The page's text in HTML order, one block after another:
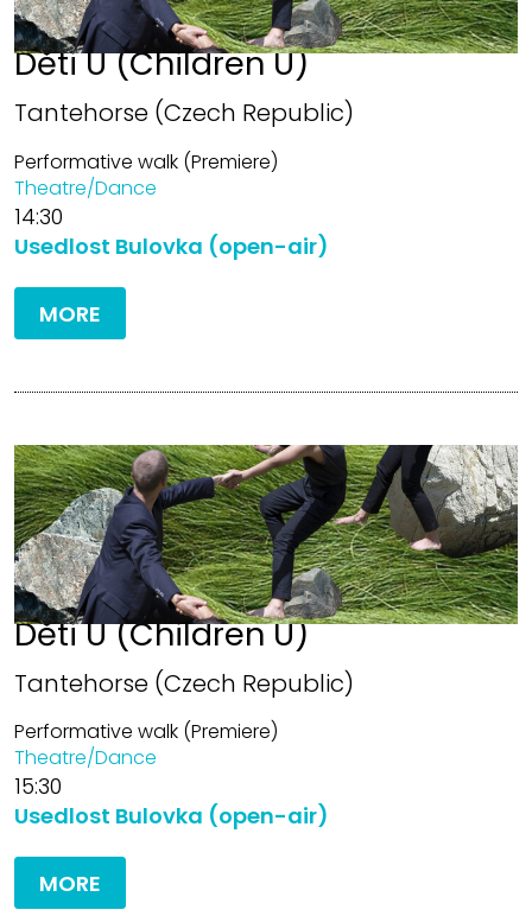
Děti U (Children U)
Tantehorse (Czech Republic)
Performative walk (Premiere)
Theatre/Dance
14:30
Usedlost Bulovka (open-air)
MORE
Děti U (Children U)
Tantehorse (Czech Republic)
Performative walk (Premiere)
Theatre/Dance
15:30
Usedlost Bulovka (open-air)
MORE